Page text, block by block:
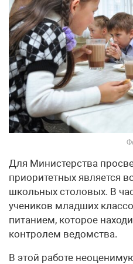
Для Министерства
приоритетных является
школьных столовых. В
учеников младших
питанием, которое
контролем ведомства.
В этой работе